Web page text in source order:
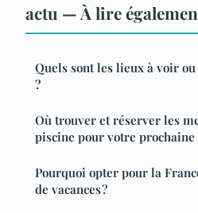
actu — À lire
Quels sont les lieux à voir
?
Où trouver et réserver les
piscine pour votre prochaine
Pourquoi opter pour la
de vacances ?